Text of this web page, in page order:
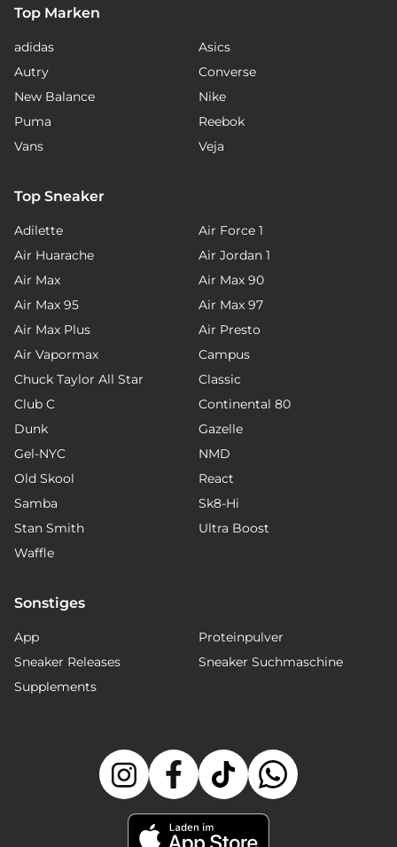
Top Marken
adidas
Asics
Autry
Converse
New Balance
Nike
Puma
Reebok
Vans
Veja
Top Sneaker
Adilette
Air Force 1
Air Huarache
Air Jordan 1
Air Max
Air Max 90
Air Max 95
Air Max 97
Air Max Plus
Air Presto
Air Vapormax
Campus
Chuck Taylor All Star
Classic
Club C
Continental 80
Dunk
Gazelle
Gel-NYC
NMD
Old Skool
React
Samba
Sk8-Hi
Stan Smith
Ultra Boost
Waffle
Sonstiges
App
Proteinpulver
Sneaker Releases
Sneaker Suchmaschine
Supplements